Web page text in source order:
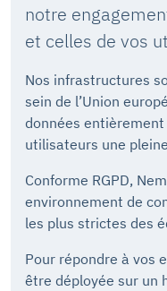
notre
et celles de vos
Nos infrastructures
sein de l’Union
données
utilisateurs une
Conforme RGPD,
environnement de
les plus strictes des
Pour répondre à vos
être déployée sur un